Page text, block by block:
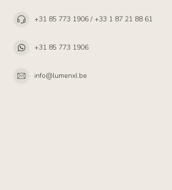
+31 85 773 1906 / +33 1 87 21 88 61
+31 85 773 1906
info@lumenxl.be